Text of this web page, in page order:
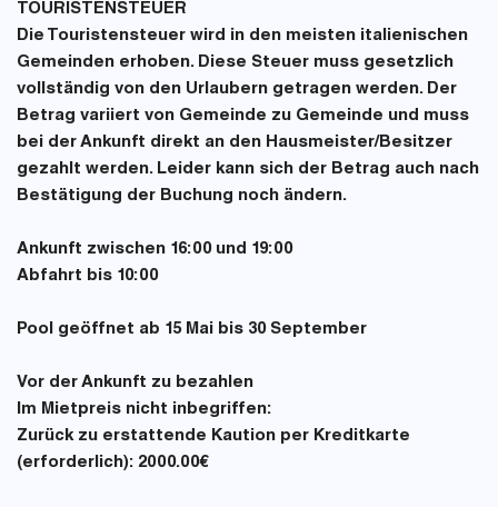
TOURISTENSTEUER
Die Touristensteuer wird in den meisten italienischen
Gemeinden erhoben. Diese Steuer muss gesetzlich
vollständig von den Urlaubern getragen werden. Der
Betrag variiert von Gemeinde zu Gemeinde und muss
bei der Ankunft direkt an den Hausmeister/Besitzer
gezahlt werden. Leider kann sich der Betrag auch nach
Bestätigung der Buchung noch ändern.
Ankunft zwischen 16:00 und 19:00
Abfahrt bis 10:00
Pool geöffnet ab 15 Mai bis 30 September
Vor der Ankunft zu bezahlen
Im Mietpreis nicht inbegriffen:
Zurück zu erstattende Kaution per Kreditkarte
(erforderlich): 2000.00€